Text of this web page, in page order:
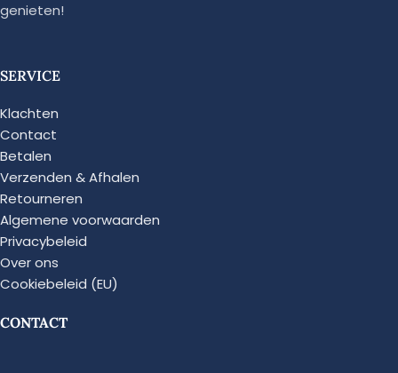
genieten!
SERVICE
Klachten
Contact
Betalen
Verzenden & Afhalen
Retourneren
Algemene voorwaarden
Privacybeleid
Over ons
Cookiebeleid (EU)
CONTACT